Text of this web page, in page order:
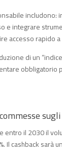
e integrare
accesso rapido
di un
obbligatorio
entro il 2030 il
Il cashback